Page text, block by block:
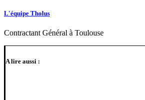
L'équipe Tholus
Contractant Général à Toulouse
A lire aussi :